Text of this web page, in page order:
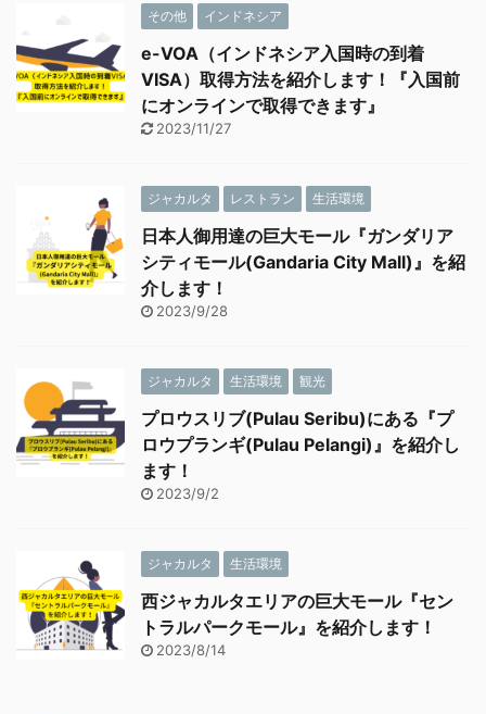
その他 インドネシア
e-VOA（インドネシア入国時の到着
VISA）取得方法を紹介します！『入国前
にオンラインで取得できます』
2023/11/27
ジャカルタ レストラン 生活環境
日本人御用達の巨大モール『ガンダリア
シティモール(Gandaria City Mall)』を紹
介します！
2023/9/28
ジャカルタ 生活環境 観光
プロウスリブ(Pulau Seribu)にある『プ
ロウプランギ(Pulau Pelangi)』を紹介し
ます！
2023/9/2
ジャカルタ 生活環境
西ジャカルタエリアの巨大モール『セン
トラルパークモール』を紹介します！
2023/8/14